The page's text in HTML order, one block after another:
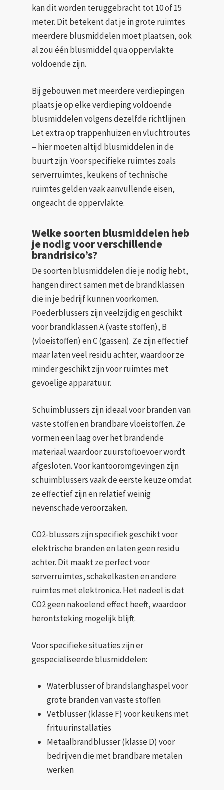
kan dit worden teruggebracht tot 10 of 15
meter. Dit betekent dat je in grote ruimtes
meerdere blusmiddelen moet plaatsen, ook
al zou één blusmiddel qua oppervlakte
voldoende zijn.
Bij gebouwen met meerdere verdiepingen
plaats je op elke verdieping voldoende
blusmiddelen volgens dezelfde richtlijnen.
Let extra op trappenhuizen en vluchtroutes
– hier moeten altijd blusmiddelen in de
buurt zijn. Voor specifieke ruimtes zoals
serverruimtes, keukens of technische
ruimtes gelden vaak aanvullende eisen,
ongeacht de oppervlakte.
Welke soorten blusmiddelen heb
je nodig voor verschillende
brandrisico’s?
De soorten blusmiddelen die je nodig hebt,
hangen direct samen met de brandklassen
die in je bedrijf kunnen voorkomen.
Poederblussers zijn veelzijdig en geschikt
voor brandklassen A (vaste stoffen), B
(vloeistoffen) en C (gassen). Ze zijn effectief
maar laten veel residu achter, waardoor ze
minder geschikt zijn voor ruimtes met
gevoelige apparatuur.
Schuimblussers zijn ideaal voor branden van
vaste stoffen en brandbare vloeistoffen. Ze
vormen een laag over het brandende
materiaal waardoor zuurstoftoevoer wordt
afgesloten. Voor kantooromgevingen zijn
schuimblussers vaak de eerste keuze omdat
ze effectief zijn en relatief weinig
nevenschade veroorzaken.
CO2-blussers zijn specifiek geschikt voor
elektrische branden en laten geen residu
achter. Dit maakt ze perfect voor
serverruimtes, schakelkasten en andere
ruimtes met elektronica. Het nadeel is dat
CO2 geen nakoelend effect heeft, waardoor
herontsteking mogelijk blijft.
Voor specifieke situaties zijn er
gespecialiseerde blusmiddelen:
Waterblusser of brandslanghaspel voor
grote branden van vaste stoffen
Vetblusser (klasse F) voor keukens met
frituurinstallaties
Metaalbrandblusser (klasse D) voor
bedrijven die met brandbare metalen
werken